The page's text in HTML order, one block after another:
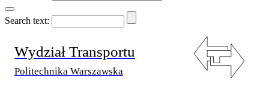
Search text:
Wydział Transportu
Politechnika Warszawska